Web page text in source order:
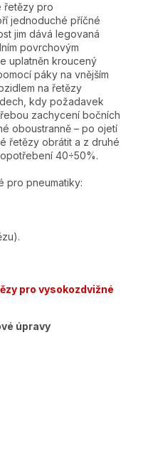
řetězy pro
jednoduché příčné
jim dává legovaná
povrchovým
uplatněn kroucený
páky na vnějším
na řetězy
kdy požadavek
zachycení bočních
oboustranně – po ojetí
řetězy obrátit a z druhé
40÷50%.
pro pneumatiky:
pro vysokozdvižné
úpravy